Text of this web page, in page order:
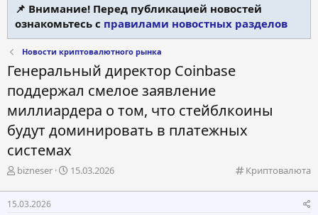
📌 Внимание! Перед публикацией новостей
ознакомьтесь с правилами новостных разделов
Новости криптовалютного рынка
Генеральный директор Coinbase
поддержал смелое заявление
миллиардера о том, что стейблкоины
будут доминировать в платежных
системах
К
т
Криптовалюта
А
т
о
bizneser
Д
т
15.03.2026
15.03.2026